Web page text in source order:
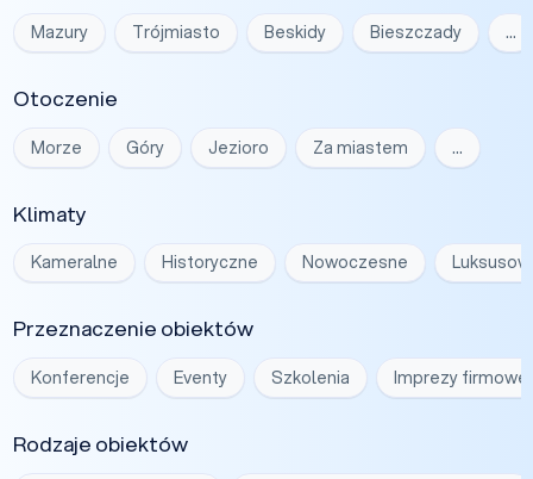
Mazury Trójmiasto Beskidy Bieszczady …
Otoczenie
Morze Góry Jezioro Za miastem …
Klimaty
Kameralne Historyczne Nowoczesne
Przeznaczenie obiektów
Konferencje Eventy Szkolenia Imprezy firmowe
Rodzaje obiektów